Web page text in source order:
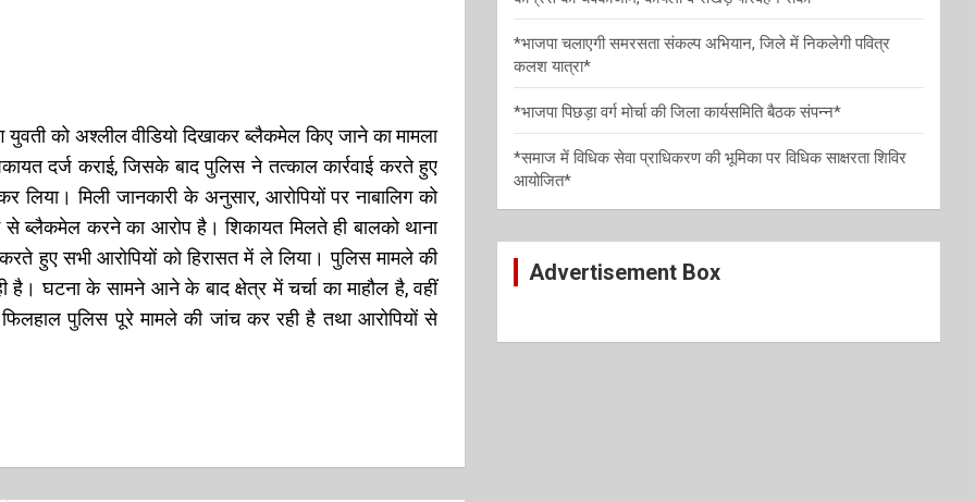
युवती को अश्लील वीडियो दिखाकर ब्लैकमेल किए जाने का मामला
दर्ज कराई, जिसके बाद पुलिस ने तत्काल कार्रवाई करते हुए
मिली जानकारी के अनुसार, आरोपियों पर नाबालिग को
ब्लैकमेल करने का आरोप है। शिकायत मिलते ही बालको थाना
हुए सभी आरोपियों को हिरासत में ले लिया। पुलिस मामले की
घटना के सामने आने के बाद क्षेत्र में चर्चा का माहौल है, वहीं
पुलिस पूरे मामले की जांच कर रही है तथा आरोपियों से
*भाजपा चलाएगी समरसता संकल्प अभियान, जिले में निकलेगी पवित्र
कलश यात्रा*
*भाजपा पिछड़ा वर्ग मोर्चा की जिला कार्यसमिति बैठक संपन्न*
*समाज में विधिक सेवा प्राधिकरण की भूमिका पर विधिक साक्षरता शिविर
आयोजित*
Advertisement Box